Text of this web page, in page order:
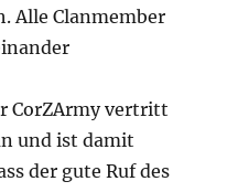
Alle Clanmember
CorZArmy vertritt
und ist damit
der gute Ruf des